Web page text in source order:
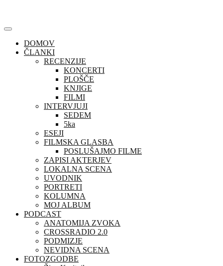
content
DOMOV
ČLANKI
RECENZIJE
KONCERTI
PLOŠČE
KNJIGE
FILMI
INTERVJUJI
SEDEM
5ka
ESEJI
FILMSKA GLASBA
POSLUŠAJMO FILME
ZAPISI AKTERJEV
LOKALNA SCENA
UVODNIK
PORTRETI
KOLUMNA
MOJ ALBUM
PODCAST
ANATOMIJA ZVOKA
CROSSRADIO 2.0
PODMIZJE
NEVIDNA SCENA
FOTOZGODBE